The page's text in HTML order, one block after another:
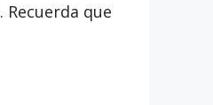
. Recuerda que